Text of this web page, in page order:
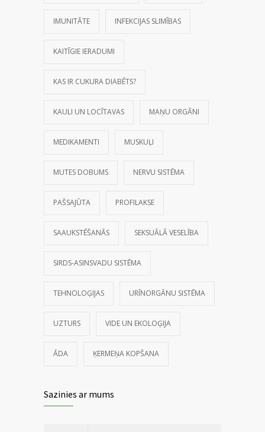
IMUNITĀTE INFEKCIJAS SLIMĪBAS
KAITĪGIE IERADUMI
KAS IR CUKURA DIABĒTS?
KAULI UN LOCĪTAVAS MAŅU ORGĀNI
MEDIKAMENTI MUSKUĻI
MUTES DOBUMS NERVU SISTĒMA
PAŠSAJŪTA PROFILAKSE
SAAUKSTĒŠANĀS SEKSUĀLĀ VESELĪBA
SIRDS-ASINSVADU SISTĒMA
TEHNOLOĢIJAS URĪNORGĀNU SISTĒMA
UZTURS VIDE UN EKOLOĢIJA
ĀDA ĶERMEŅA KOPŠANA
Sazinies ar mums